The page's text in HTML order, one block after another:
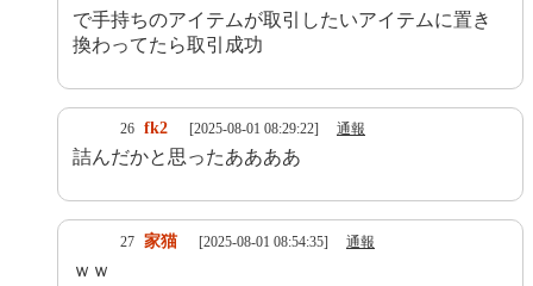
で手持ちのアイテムが取引したいアイテムに置き
換わってたら取引成功
26 fk2 [2025-08-01 08:29:22] 通報
詰んだかと思ったああああ
27 家猫 [2025-08-01 08:54:35] 通報
ｗｗ